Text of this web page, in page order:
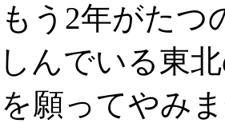
う2年がたつ
んでいる東
願ってやみ